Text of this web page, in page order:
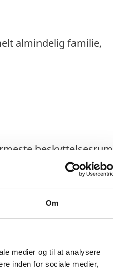
Om
medier og til at analysere
inden for sociale medier,
almindelig familie,
beskyttelsesrum.
men mobilen var